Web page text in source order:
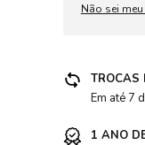
Não sei meu
acessorio
TROCAS
Em até 7
1 ANO